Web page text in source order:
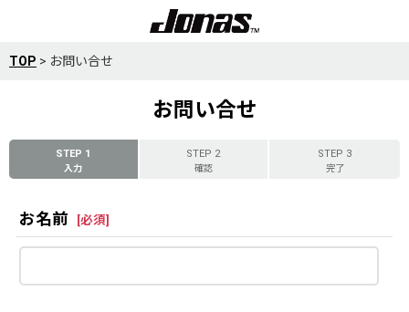
TOP > お問い合せ
お問い合せ
STEP 1
入力
STEP 2
確認
STEP 3
完了
お名前 [必須]